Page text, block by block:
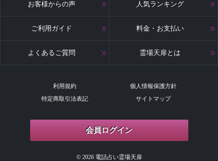
お客様からの声 人気ランキング
ご利用ガイド 料金・お支払い
よくあるご質問 霊場天扉とは
利用規約
特定商取引法表記
個人情報保護方針
サイトマップ
会員ログイン
© 2026 電話占い霊場天扉